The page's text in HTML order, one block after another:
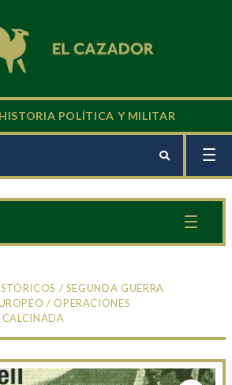
POLÍTICA Y MILITAR
/ SEGUNDA GUERRA
/OPERACIONES